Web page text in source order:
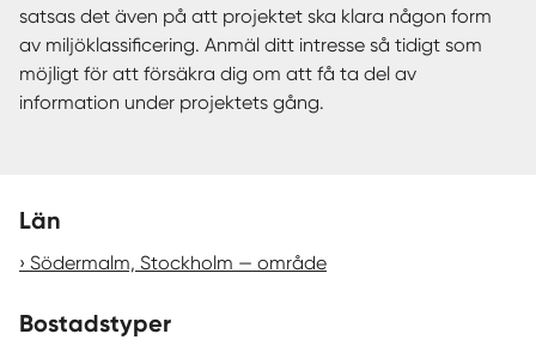
satsas det även på att projektet ska klara någon form
av miljöklassificering. Anmäl ditt intresse så tidigt som
möjligt för att försäkra dig om att få ta del av
information under projektets gång.
Län
Södermalm, Stockholm — område
Bostadstyper